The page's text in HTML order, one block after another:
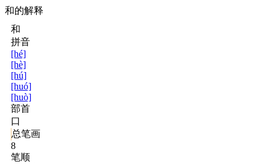
和的解释
和
拼音
[hé]
[hè]
[hú]
[huó]
[huò]
部首
口
总笔画
8
笔顺